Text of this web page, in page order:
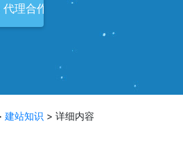
代理合作
建站知识 > 详细内容